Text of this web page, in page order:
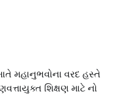
મહાનુભવોના વરદ હસ્તે
શિક્ષણ માટે નો